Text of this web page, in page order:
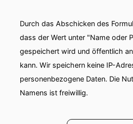
Durch das Abschicken des
dass der Wert unter "Name oder
gespeichert wird und öffentlich
kann. Wir speichern keine IP-
personenbezogene Daten. Die
Namens ist freiwillig.